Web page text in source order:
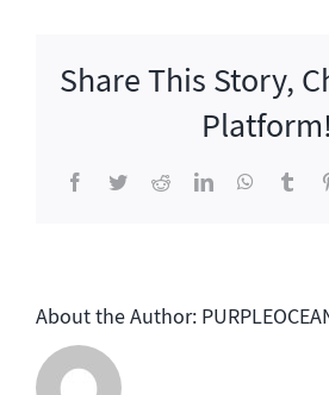
Share This Story,
Platform!
Facebook
TwitterRedditLinkedIn
About the Author: